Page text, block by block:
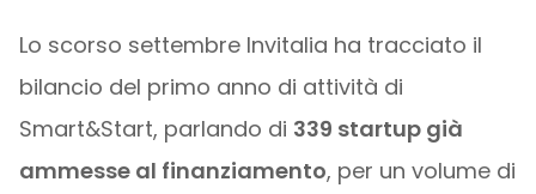
Lo scorso settembre Invitalia ha tracciato il
bilancio del primo anno di attività di
Smart&Start, parlando di 339 startup già
ammesse al finanziamento, per un volume di